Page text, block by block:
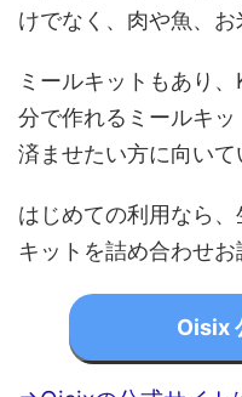
けでなく、肉や魚、お
ミールキットもあり
分で作れるミールキ
済ませたい方に向いて
はじめての利用なら
キットを詰め合わせお
Oisix